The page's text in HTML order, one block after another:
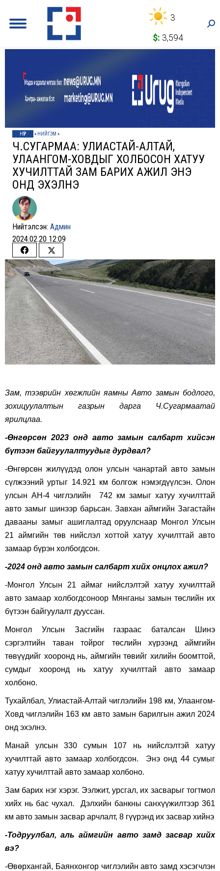
3
$: 3,594
НҮҮР » НИЙГЭМ »
Ч.СУГАРМАА: УЛИАСТАЙ-АЛТАЙ,
УЛААНГОМ-ХОВДЫГ ХОЛБОСОН ХАТУУ
ХУЧИЛТТАЙ ЗАМ БАРИХ АЖИЛ ЭНЭ
ОНД ЭХЭЛНЭ
Нийтэлсэн: Админ
2024.02.20 12:09
Share
on
Facebook
Share
on
Twitter
Зам, тээврийн хөгжлийн яамны Авто замын бодлого,
зохицуулалтын газрын дарга Ч.Сугармаатай
ярилцлаа.
-Өнгөрсөн 2023 онд авто замын салбарт хийсэн
бүтээн байгуулалтуудыг дурдвал?
-Өнгөрсөн жилүүдэд олон улсын чанартай авто замын
сүлжээний уртыг 14.921 км болгож нэмэгдүүлсэн. Олон
улсын АН-4 чиглэлийн 742 км замыг хатуу хучилттай
авто замыг шинээр барьсан. Завхан аймгийн Загастайн
давааны замыг ашиглалтад оруулснаар Монгол Улсын
21 аймгийн төв нийслэл хоттой хатуу хучилттай авто
замаар бүрэн холбогдсон.
-2024 онд авто замын салбарт хийх онцлох ажил?
-Монгол Улсын 21 аймаг нийслэлтэй хатуу хучилттай
авто замаар холбогдсоноор Мянганы замын төслийн их
бүтээн байгуулалт дууссан.
Монгол Улсын Засгийн газраас баталсан Шинэ
сэргэлтийн таван тойрог төслийн хүрээнд аймгийн
төвүүдийг хооронд нь, аймгийн төвийг хилийн боомттой,
сумдыг хооронд нь хатуу хучилттай авто замаар
холбоно.
Тухайлбал, Улиастай-Алтай чиглэлийн 198 км, Улаангом-
Ховд чиглэлийн 163 км авто замын барилгын ажил 2024
онд эхэлнэ.
Манай улсын 330 сумын 107 нь нийслэлтэй хатуу
хучилттай авто замаар холбогдсон. Энэ онд 44 сумыг
хатуу хучилттай авто замаар холбоно.
Зам барих нэг хэрэг. Ээлжит, урсгал, их засварыг тогтмол
хийх нь бас чухал. Дэлхийн банкны санхүүжилтээр 361
км авто замын засвар арчлалт, 8 гүүрэнд их засвар хийнэ
-Тодруулбал, аль аймгийн авто замд засвар хийх
вэ?
-Өвөрхангай, Баянхонгор чиглэлийн авто замд хэсэгчлэн